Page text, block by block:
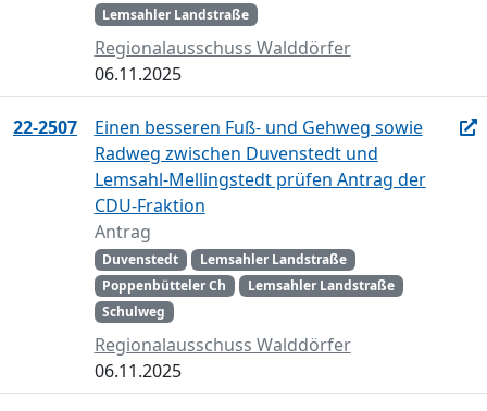
Lemsahler Landstraße
Regionalausschuss Walddörfer
06.11.2025
22-2507
Einen besseren Fuß- und Gehweg sowie
Radweg zwischen Duvenstedt und
Lemsahl-Mellingstedt prüfen Antrag der
CDU-Fraktion
Antrag
Duvenstedt
Lemsahler Landstraße
Poppenbütteler Ch
Lemsahler Landstraße
Schulweg
Regionalausschuss Walddörfer
06.11.2025